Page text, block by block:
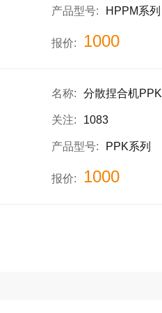
产品型号: HPPM系列
报价: 1000
名称: 分散捏合机PPK
关注: 1083
产品型号: PPK系列
报价: 1000